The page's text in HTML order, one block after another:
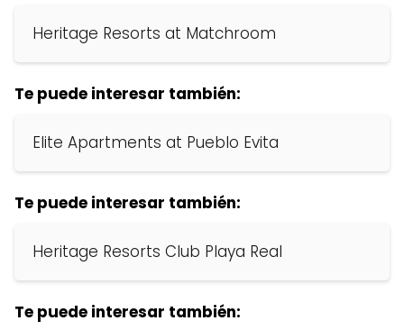
Heritage Resorts at Matchroom
Te puede interesar también:
Elite Apartments at Pueblo Evita
Te puede interesar también:
Heritage Resorts Club Playa Real
Te puede interesar también: